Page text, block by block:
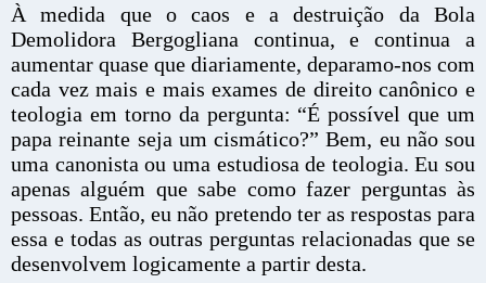
À medida que o caos e a destruição da Bola
Demolidora Bergogliana continua, e continua a
aumentar quase que diariamente, deparamo-nos com
cada vez mais e mais exames de direito canônico e
teologia em torno da pergunta: “É possível que um
papa reinante seja um cismático?” Bem, eu não sou
uma canonista ou uma estudiosa de teologia. Eu sou
apenas alguém que sabe como fazer perguntas às
pessoas. Então, eu não pretendo ter as respostas para
essa e todas as outras perguntas relacionadas que se
desenvolvem logicamente a partir desta.